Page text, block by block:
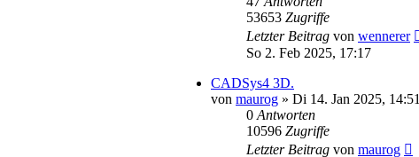
53653 Zugriffe
Letzter Beitrag von wennerer
So 2. Feb 2025, 17:17
CADSys4 3D.
von maurog » Di 14. Jan 2025, 14:51
0 Antworten
10596 Zugriffe
Letzter Beitrag von maurog